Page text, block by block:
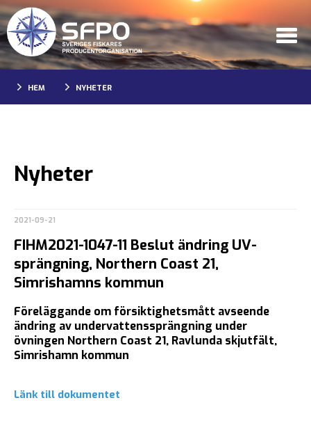
HEM NYHETER
Nyheter
2021-09-21
FIHM2021-1047-11 Beslut ändring UV-
sprängning, Northern Coast 21,
Simrishamns kommun
Föreläggande om försiktighetsmått avseende
ändring av undervattenssprängning under
övningen Northern Coast 21, Ravlunda skjutfält,
Simrishamn kommun
Länk till dokumentet